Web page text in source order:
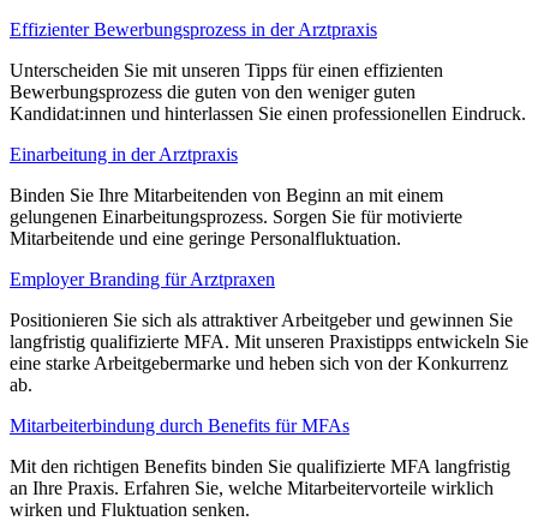
Effizienter Bewerbungsprozess in der Arztpraxis
Unterscheiden Sie mit unseren Tipps für einen effizienten
Bewerbungsprozess die guten von den weniger guten
Kandidat:innen und hinterlassen Sie einen professionellen Eindruck.
Einarbeitung in der Arztpraxis
Binden Sie Ihre Mitarbeitenden von Beginn an mit einem
gelungenen Einarbeitungsprozess. Sorgen Sie für motivierte
Mitarbeitende und eine geringe Personalfluktuation.
Employer Branding für Arztpraxen
Positionieren Sie sich als attraktiver Arbeitgeber und gewinnen Sie
langfristig qualifizierte MFA. Mit unseren Praxistipps entwickeln Sie
eine starke Arbeitgebermarke und heben sich von der Konkurrenz
ab.
Mitarbeiterbindung durch Benefits für MFAs
Mit den richtigen Benefits binden Sie qualifizierte MFA langfristig
an Ihre Praxis. Erfahren Sie, welche Mitarbeitervorteile wirklich
wirken und Fluktuation senken.